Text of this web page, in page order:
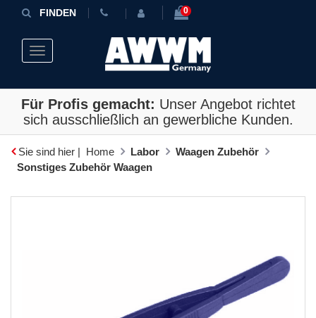
FINDEN 0
Toggle navigation
Für Profis gemacht: Unser Angebot richtet
sich ausschließlich an gewerbliche Kunden.
Sie sind hier | Home Labor
Waagen Zubehör
Sonstiges Zubehör Waagen